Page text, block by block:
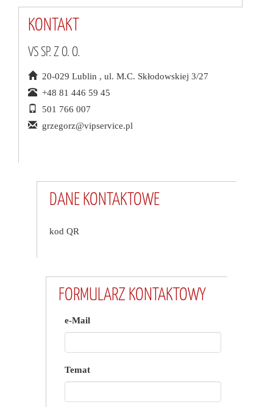
KONTAKT
VS SP. Z O. O.
20-029 Lublin , ul. M.C. Skłodowskiej 3/27
+48 81 446 59 45
501 766 007
grzegorz@vipservice.pl
DANE KONTAKTOWE
kod QR
FORMULARZ KONTAKTOWY
e-Mail
Temat